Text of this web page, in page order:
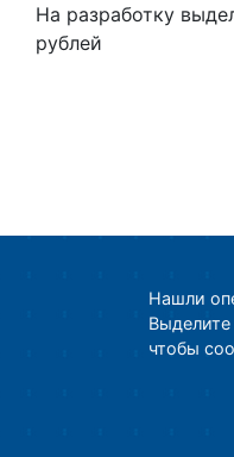
На разработку
рублей
Нашли
чтобы